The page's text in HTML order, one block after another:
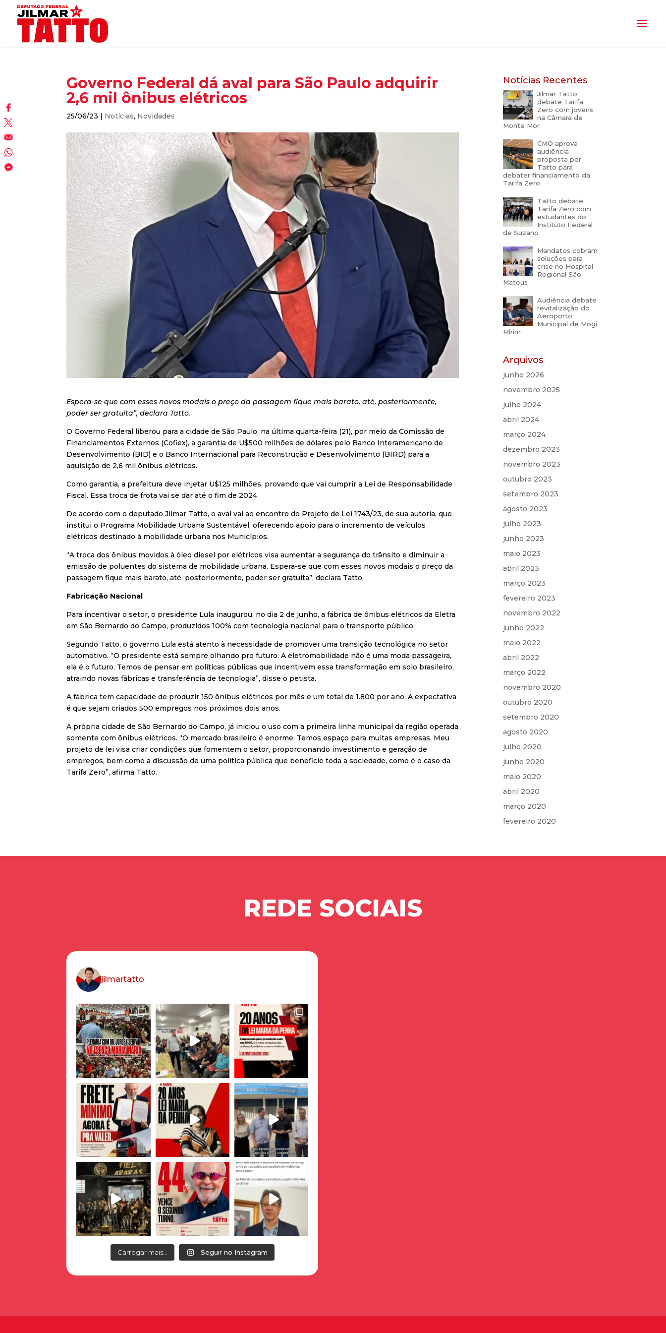
Governo Federal dá aval para São Paulo adquirir
2,6 mil ônibus elétricos
25/06/23 | Notícias, Novidades
Espera-se que com esses novos modais o preço da passagem fique mais barato, até, posteriormente,
poder ser gratuita”, declara Tatto.
O Governo Federal liberou para a cidade de São Paulo, na última quarta-feira (21), por meio da Comissão de
Financiamentos Externos (Cofiex), a garantia de U$500 milhões de dólares pelo Banco Interamericano de
Desenvolvimento (BID) e o Banco Internacional para Reconstrução e Desenvolvimento (BIRD) para a
aquisição de 2,6 mil ônibus elétricos.
Como garantia, a prefeitura deve injetar U$125 milhões, provando que vai cumprir a Lei de Responsabilidade
Fiscal. Essa troca de frota vai se dar até o fim de 2024.
De acordo com o deputado Jilmar Tatto, o aval vai ao encontro do Projeto de Lei 1743/23, de sua autoria, que
institui o Programa Mobilidade Urbana Sustentável, oferecendo apoio para o incremento de veículos
elétricos destinado à mobilidade urbana nos Municípios.
“A troca dos ônibus movidos à óleo diesel por elétricos visa aumentar a segurança do trânsito e diminuir a
emissão de poluentes do sistema de mobilidade urbana. Espera-se que com esses novos modais o preço da
passagem fique mais barato, até, posteriormente, poder ser gratuita”, declara Tatto.
Fabricação Nacional
Para incentivar o setor, o presidente Lula inaugurou, no dia 2 de junho, a fábrica de ônibus elétricos da Eletra
em São Bernardo do Campo, produzidos 100% com tecnologia nacional para o transporte público.
Segundo Tatto, o governo Lula está atento à necessidade de promover uma transição tecnológica no setor
automotivo. “O presidente está sempre olhando pro futuro. A eletromobilidade não é uma moda passageira,
ela é o futuro. Temos de pensar em políticas públicas que incentivem essa transformação em solo brasileiro,
atraindo novas fábricas e transferência de tecnologia”, disse o petista.
A fábrica tem capacidade de produzir 150 ônibus elétricos por mês e um total de 1.800 por ano. A expectativa
é que sejam criados 500 empregos nos próximos dois anos.
A própria cidade de São Bernardo do Campo, já iniciou o uso com a primeira linha municipal da região operada
somente com ônibus elétricos. “O mercado brasileiro é enorme. Temos espaço para muitas empresas. Meu
projeto de lei visa criar condições que fomentem o setor, proporcionando investimento e geração de
empregos, bem como a discussão de uma política pública que beneficie toda a sociedade, como é o caso da
Tarifa Zero”, afirma Tatto.
Notícias Recentes
Jilmar Tatto
debate Tarifa
Zero com jovens
na Câmara de
Monte Mor
CMO aprova
audiência
proposta por
Tatto para
debater financiamento da
Tarifa Zero
Tatto debate
Tarifa Zero com
estudantes do
Instituto Federal
de Suzano
Mandatos cobram
soluções para
crise no Hospital
Regional São
Mateus
Audiência debate
revitalização do
Aeroporto
Municipal de Mogi
Mirim
Arquivos
junho 2026
novembro 2025
julho 2024
abril 2024
março 2024
dezembro 2023
novembro 2023
outubro 2023
setembro 2023
agosto 2023
julho 2023
junho 2023
maio 2023
abril 2023
março 2023
fevereiro 2023
novembro 2022
junho 2022
maio 2022
abril 2022
março 2022
novembro 2020
outubro 2020
setembro 2020
agosto 2020
julho 2020
junho 2020
maio 2020
abril 2020
março 2020
fevereiro 2020
REDE SOCIAIS
jilmartatto
Carregar mais... Seguir no Instagram